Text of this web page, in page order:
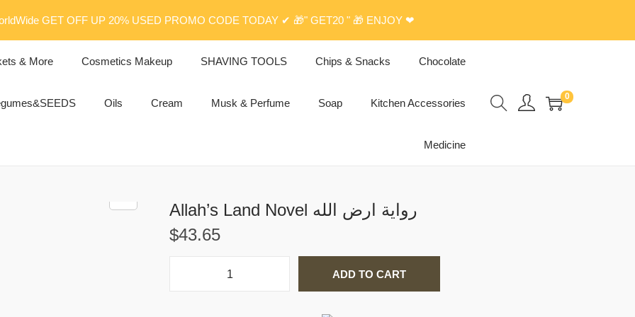
GET OFF UP 20% USED PROMO CODE TODAY ✔ 🎁" GET20 " 🎁 ENJOY ❤
& More Cosmetics Makeup SHAVING TOOLS Chips & Snacks Chocolate
Oils Cream Musk & Perfume Soap Kitchen Accessories
Medicine
0
Allah’s Land Novel رواية ارض الله
$43.65
A
ADD TO CART